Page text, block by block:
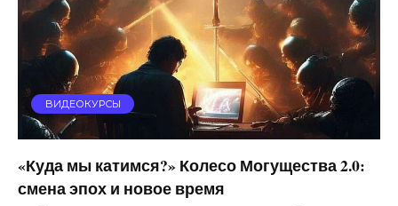
ВИДЕОКУРСЫ
«Куда мы катимся?» Колесо Могущества 2.0:
смена эпох и новое время